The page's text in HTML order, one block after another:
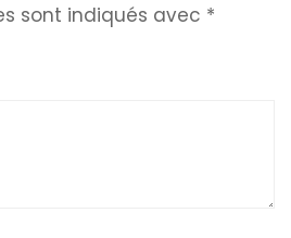
sont indiqués avec *